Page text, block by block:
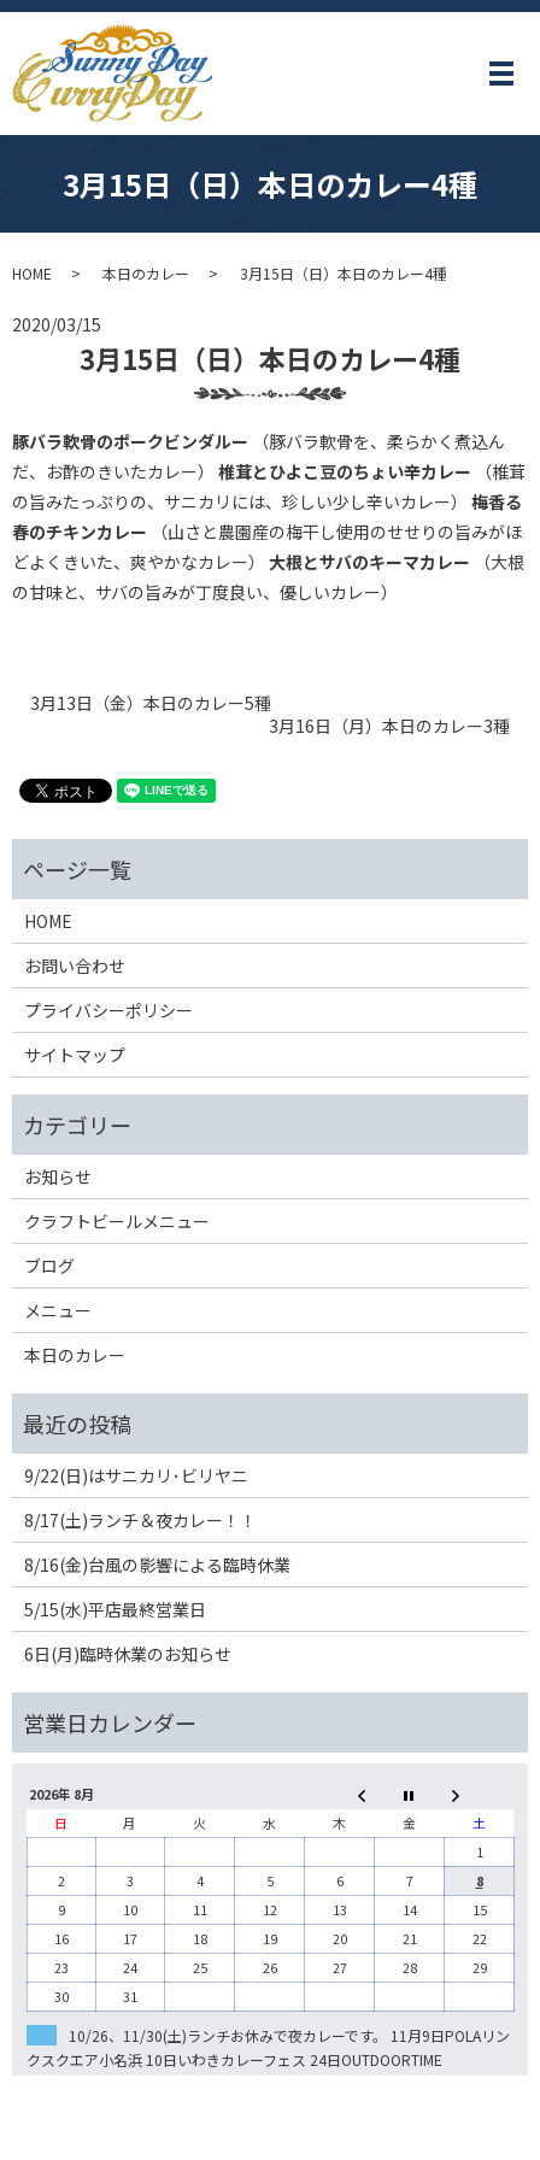
メ
3月15日（日）本日のカレー4種
HOME 本日のカレー 3月15日（日）本日のカレー4種
2020/03/15
3月15日（日）本日のカレー4種
豚バラ軟骨のポークビンダルー （豚バラ軟骨を、柔らかく煮込ん
だ、お酢のきいたカレー） 椎茸とひよこ豆のちょい辛カレー （椎茸
の旨みたっぷりの、サニカリには、珍しい少し辛いカレー） 梅香る
春のチキンカレー （山さと農園産の梅干し使用のせせりの旨みがほ
どよくきいた、爽やかなカレー） 大根とサバのキーマカレー （大根
の甘味と、サバの旨みが丁度良い、優しいカレー）
3月13日（金）本日のカレー5種
3月16日（月）本日のカレー3種
HOME
お問い合わせ
プライバシーポリシー
サイトマップ
お知らせ
クラフトビールメニュー
ブログ
メニュー
本日のカレー
9/22(日)はサニカリ･ビリヤニ
8/17(土)ランチ＆夜カレー！！
8/16(金)台風の影響による臨時休業
5/15(水)平店最終営業日
6日(月)臨時休業のお知らせ
2026年 8月
日
月 火 水 木 金
土
1
2
3 4 5 6 7
8
9
10 11 12 13 14
15
16
17 18 19 20 21
22
23
24 25 26 27 28
29
30
31
10/26、11/30(土)ランチお休みで夜カレーです。 11月9日POLAリン
クスクエア小名浜 10日いわきカレーフェス 24日OUTDOORTIME